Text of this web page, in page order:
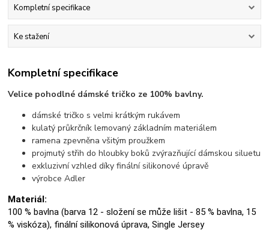
Kompletní specifikace
Ke stažení
Kompletní specifikace
Velice pohodlné dámské tričko ze 100% bavlny.
dámské tričko s velmi krátkým rukávem
kulatý průkrčník lemovaný základním materiálem
ramena zpevněna všitým proužkem
projmutý střih do hloubky boků zvýrazňující dámskou siluetu
exkluzivní vzhled díky finální silikonové úpravě
výrobce Adler
Materiál:
100 % bavlna (barva 12 - složení se může lišit - 85 % bavlna, 15
% viskóza), finální silikonová úprava, Single Jersey